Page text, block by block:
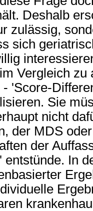
Deshalb
zulässig,
sich
Vergleich zu
'Score-
Sie
nicht
der MDS
der
entstünde. In